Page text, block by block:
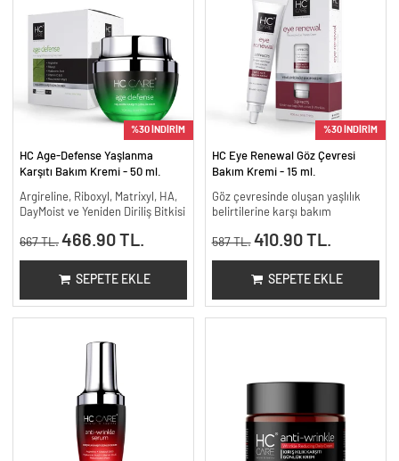
%30 İNDİRİM
HC Age-Defense Yaşlanma
Karşıtı Bakım Kremi - 50 ml.
Argireline, Riboxyl, Matrixyl, HA,
DayMoist ve Yeniden Diriliş Bitkisi
667 TL. 466.90 TL.
SEPETE EKLE
%30 İNDİRİM
HC Eye Renewal Göz Çevresi
Bakım Kremi - 15 ml.
Göz çevresinde oluşan yaşlılık
belirtilerine karşı bakım
587 TL. 410.90 TL.
SEPETE EKLE